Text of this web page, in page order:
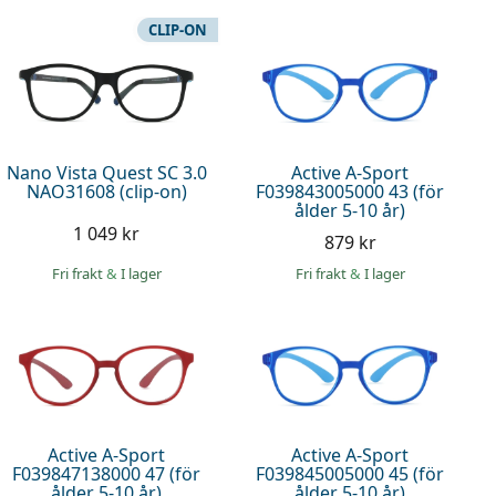
Nano Vista Quest SC 3.0
NAO31608 (clip-on)
CLIP-ON
1 049 kr
Fri frakt& I lager
Active A-Sport
F039843005000 43 (för
ålder 5-10 år)
879 kr
Fri frakt& I lager
Active A-Sport
F039847138000 47 (för
Active A-Sport
F039845005000 45 (för